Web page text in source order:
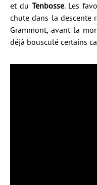
et du Tenbosse. Les
chute dans la descente
Grammont, avant la
déjà bousculé certains